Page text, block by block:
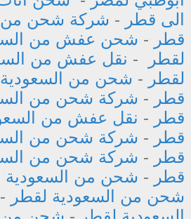
الى قطر - شركة شحن من
قطر - شحن عفش من
لقطر
- نقل عفش من
لقطر - شحن من السعودية
قطر - شركة شحن من
قطر - نقل عفش من
قطر - شركة شحن من
قطر - شركة شحن من
قطر - شحن من السعودية
شحن من السعودية لقطر -